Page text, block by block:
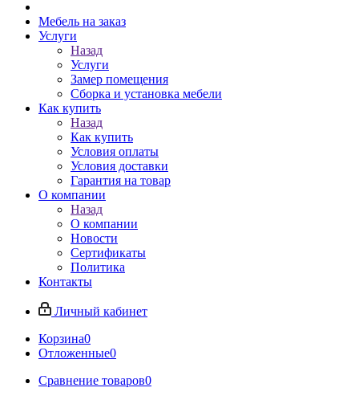
Мебель на заказ
Услуги
Назад
Услуги
Замер помещения
Сборка и установка мебели
Как купить
Назад
Как купить
Условия оплаты
Условия доставки
Гарантия на товар
О компании
Назад
О компании
Новости
Сертификаты
Политика
Контакты
Личный кабинет
Корзина0
Отложенные0
Сравнение товаров0